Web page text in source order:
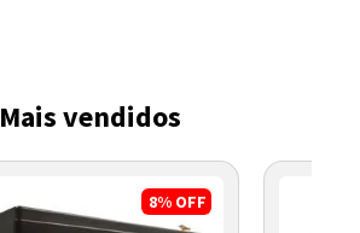
Mais vendidos
8% OFF